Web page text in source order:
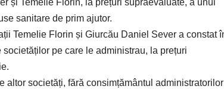
și Temelie Florin, la prețuri supraevaluate, a unui
sanitare de prim ajutor.
Temelie Florin și Giurcău Daniel Sever a constat
pe care le administrau, la prețuri
altor societăți, fără consimțământul administratorilor